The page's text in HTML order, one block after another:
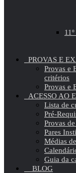
PROVAS E
Provas e
critérios
Provas e
ACESSO AO
Lista de
Pré-
Provas
Pares
Médias
Guia da
BLOG